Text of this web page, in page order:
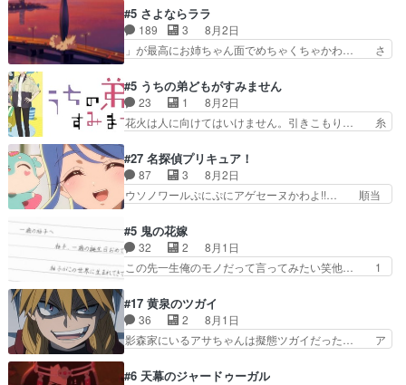
キャラモヤモヤする別れ方だ… 役で出演させてい
ただきました！よろしくお… 毎クールメインヒロ
インを好きになっちゃう…
愛すぎるな楠木ともりちゃんのね… デフォルメさ
れた表情が特に多かったのが印… 葵＆茜の回も良
きでした。あの証拠写真、ひ… 互いが互いのこと
を想っているのにすれ違っ… 第５話をｄアニメス
んと練習したい〟と言… 本当この作品は「キャ
ラ」を活かすのがうま… みずかちゃんの介入で双
子の仲にヒビが………
#5 さよならララ
189 3
8月2日
」が最高にお姉ちゃん面でめちゃくちゃかわ… さ
を振り切ってみんなに謝ったララの思い… 仕事に
馴染めない辺り観ていて苦しいところ… ララちゃ
んの事情はもう少し皆に話して良い… ララと茉里
とで初のアルバイト。七転八倒し… 労働するプリ
てケーキ食べて、帰りにカメ… ララが働く事での
てんやわんや。働いて大変… 地道に働き人と関わ
る日々の中に愛を見いだ…
#5 うちの弟どもがすみません
23 1
8月2日
花火は人に向けてはいけません。引きこもり… 糸
お名前を見たんだけどあの中村大樹さん… 糸ちゃ
んカッケー、色んな意味でwゲームが… 姉から性
的興奮覚えてないよね？なんて言わ… テーマ：引
きこもりの理由感想は、久しぶり… 元ゲーマーな
んの距離感おかしいね(*´… 糸と源ははよ好きお
うとると言わんかい！引… ショウくんと対等に話
すためにゲームをする…
#27 名探偵プリキュア！
87 3
8月2日
ウソノワールぷにぷにアゲセーヌかわよ!!… 順当
取り戻し正式に探偵事務所で働き始め… ポワロ、
元ネタを解説して原作に誘導するの… くれあさん
の探偵としての初事件にしてちょ… ・急にクイズ
番組が始まったw・妖精ウソノ… るるかの助手だ
の！？クレアさん探偵すぎ… 突然のポアロクイズ
は草なんよ。んで、あん… 今回からついにくれあ
が探偵事務所の仲間に…
#5 鬼の花嫁
32 2
8月1日
この先一生俺のモノだって言ってみたい笑他… 1
さん柚子に18年分の誕生日プレゼント… 柚子は
鬼龍院家から初めて学校に通う事にな… プレゼン
ト攻撃ヤバすぎるwwwヴァイオレ… 玲夜さまサ
プライズの、これまでの柚子ちゃ… 玲夜から柚子
んへ…もう中学生な… 梅原の人が18歳になるま
#17 黄泉のツガイ
36 2
8月1日
影森家にいるアサちゃんは擬態ツガイだった… ア
にアサはいなかった逆にガブちゃんはい… 影森の
#6 天幕のジャードゥーガル